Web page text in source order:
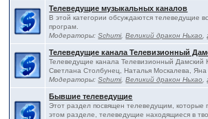
Телеведущие музыкальных каналов
В этой категории обсуждаются телеведущие
програм.
Модераторы:Schumi,Великий дракон Ньхао ,
Телеведущие канала Телевизионный
Телеведущие канала Телевизионный Дамский
Светлана Столбунец, Наталья Москалева,
Модераторы:Schumi,Великий дракон Ньхао ,
Бывшие телеведущие
Этот раздел посвящен телеведущим,
этом разделе, телеведущие находящиеся в